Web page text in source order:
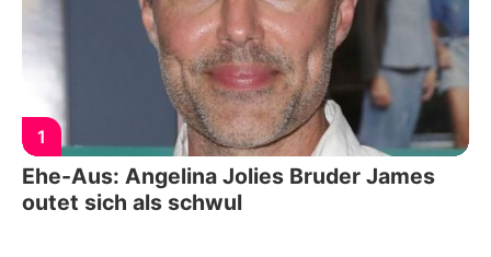
1
Ehe-Aus: Angelina Jolies Bruder James
outet sich als schwul